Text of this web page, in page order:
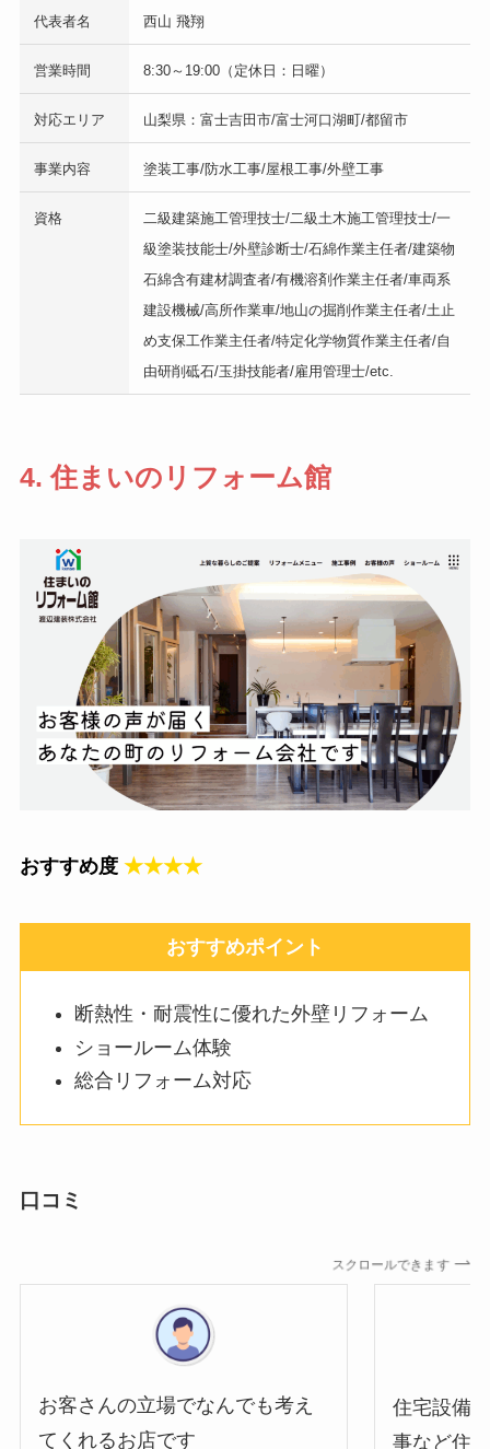
代表者名 西山 飛翔
営業時間 8:30～19:00（定休日：日曜）
対応エリア 山梨県：富士吉田市/富士河口湖町/都留市
事業内容 塗装工事/防水工事/屋根工事/外壁工事
資格
二級建築施工管理技士/二級土木施工管理技士/一
級塗装技能士/外壁診断士/石綿作業主任者/建築物
石綿含有建材調査者/有機溶剤作業主任者/車両系
建設機械/高所作業車/地山の掘削作業主任者/土止
め支保工作業主任者/特定化学物質作業主任者/自
由研削砥石/玉掛技能者/雇用管理士/etc.
4. 住まいのリフォーム館
おすすめ度 ★★★★
おすすめポイント
断熱性・耐震性に優れた外壁リフォーム
ショールーム体験
総合リフォーム対応
口コミ
スクロールできます
お客さんの立場でなんでも考え
てくれるお店です
住宅設備
事など住